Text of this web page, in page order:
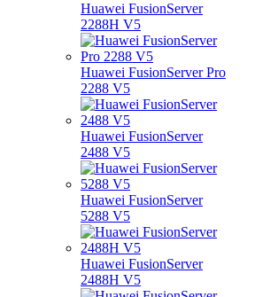
Huawei FusionServer
2288H V5
Huawei FusionServer Pro
2288 V5
Huawei FusionServer
2488 V5
Huawei FusionServer
5288 V5
Huawei FusionServer
2488H V5